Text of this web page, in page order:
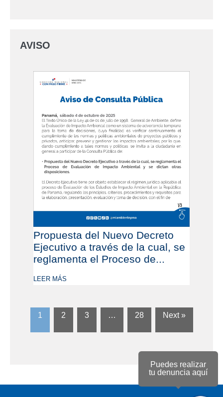
Puedes realizar
tu denuncia aquí
AVISO
Propuesta del Nuevo Decreto
Ejecutivo a través de la cual, se
reglamenta el Proceso de...
LEER MÁS
1 2 3 … 28 Next »